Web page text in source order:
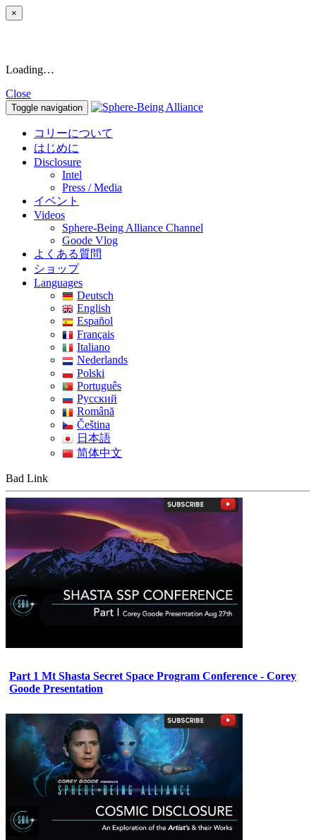
×
Loading…
Close
Toggle navigation
コリーについて
はじめに
Disclosure
Intel
Press / Media
イベント
Videos
Sphere-Being Alliance Channel
Goode Vlog
よくある質問
ショップ
Languages
Deutsch
English
Español
Français
Italiano
Nederlands
Polski
Português
Pусский
Română
Čeština
日本語
简体中文
Bad Link
Part 1 Mt Shasta Secret Space Program Conference - Corey
Goode Presentation